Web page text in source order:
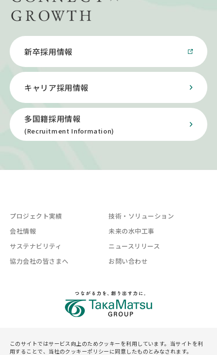
新卒採用情報
キャリア採用情報
多国籍採用情報
(Recruitment Information)
プロジェクト実績
技術・ソリューション
会社情報
未来の水中工事
サステナビリティ
ニュースリリース
協力会社の皆さまへ
お問い合わせ
サイトマップ プライバシーポリシー サイトご利用規約
このサイトではサービス向上のためクッキーを利用しています。当サイトを利
用することで、当社のクッキーポリシーに同意したものとみなされます。